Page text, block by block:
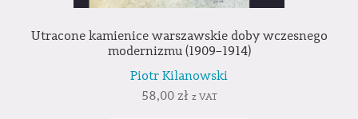
Utracone kamienice warszawskie doby wczesnego
modernizmu (1909–1914)
Piotr Kilanowski
58,00 zł z VAT